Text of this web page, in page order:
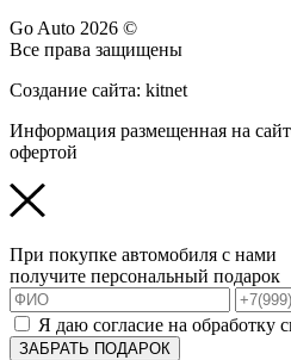
Go Auto 2026 ©
Все права защищены
Создание сайта: kitnet
Информация размещенная на
офертой
При покупке автомобиля с нами
получите персональный подарок
Я даю согласие на обработку
ЗАБРАТЬ ПОДАРОК